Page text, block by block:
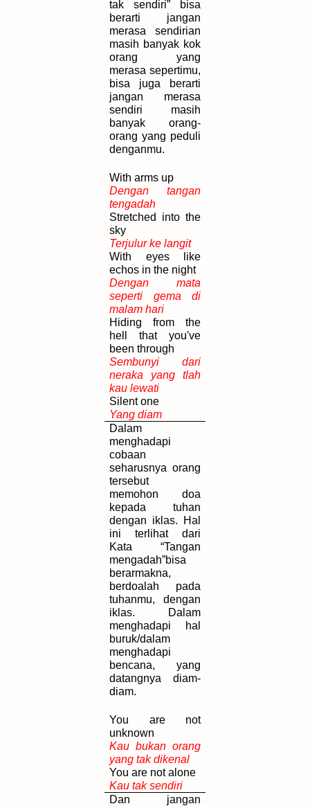
tak sendiri” bisa
berarti jangan
merasa sendirian
masih banyak kok
orang yang
merasa sepertimu,
bisa juga berarti
jangan merasa
sendiri masih
banyak orang-
orang yang peduli
denganmu.
With arms up
Dengan tangan
tengadah
Stretched into the
sky
Terjulur ke langit
With eyes like
echos in the night
Dengan mata
seperti gema di
malam hari
Hiding from the
hell that you've
been through
Sembunyi dari
neraka yang tlah
kau lewati
Silent one
Yang diam
Dalam
menghadapi
cobaan
seharusnya orang
tersebut
memohon doa
kepada tuhan
dengan iklas. Hal
ini terlihat dari
Kata “Tangan
mengadah”bisa
berarmakna,
berdoalah pada
tuhanmu, dengan
iklas. Dalam
menghadapi hal
buruk/dalam
menghadapi
bencana, yang
datangnya diam-
diam.
You are not
unknown
Kau bukan orang
yang tak dikenal
You are not alone
Kau tak sendiri
Dan jangan